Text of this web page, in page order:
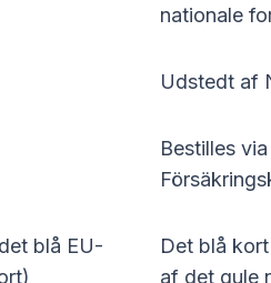
nationale
Udstedt af
Bestilles via
blå EU-
Det blå
af det gule